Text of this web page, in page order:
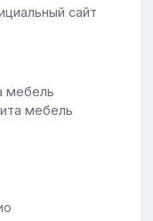
сайт
мебель